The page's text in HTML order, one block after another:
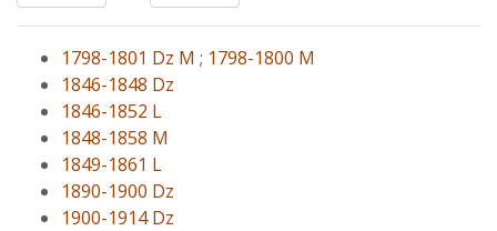
1798-1801 Dz M ; 1798-1800 M
1846-1848 Dz
1846-1852 L
1848-1858 M
1849-1861 L
1890-1900 Dz
1900-1914 Dz